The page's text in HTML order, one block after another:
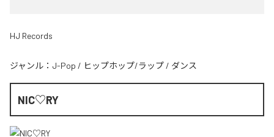
HJ Records
ジャンル： J-Pop / ヒップホップ/ラップ / ダンス
NIC♡RY